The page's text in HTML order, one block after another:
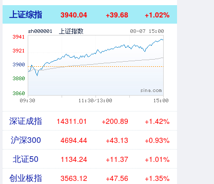
上证综指 3940.04 +39.68 +1.02%
深证成指 14311.01 +200.89 +1.42%
沪深300 4694.44 +43.13 +0.93%
北证50 1134.24 +11.37 +1.01%
创业板指 3563.12 +47.56 +1.35%